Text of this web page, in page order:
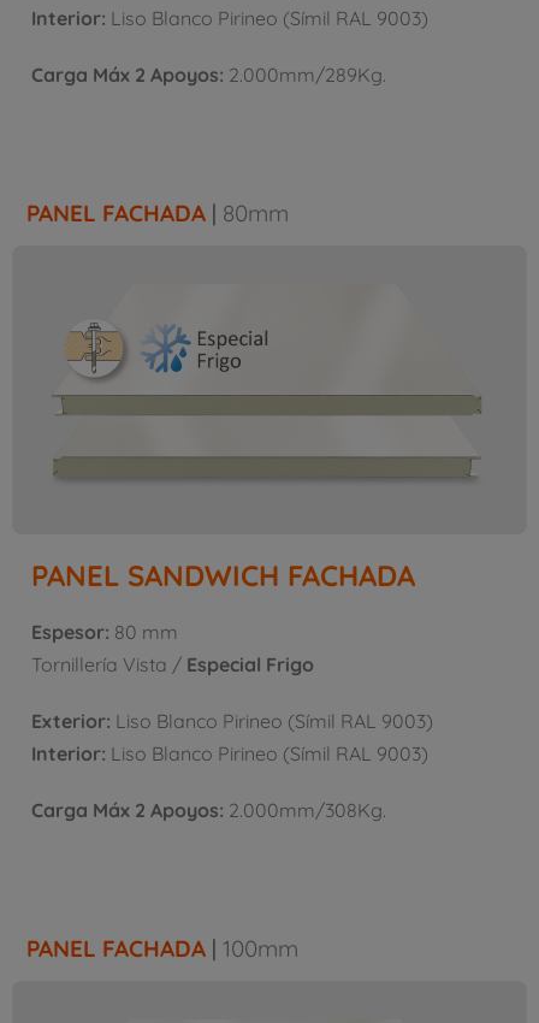
Interior: Liso Blanco Pirineo (Símil RAL 9003)
Carga Máx 2 Apoyos: 2.000mm/289Kg.
PANEL FACHADA | 80mm
PANEL SANDWICH FACHADA
Espesor: 80 mm
Tornillería Vista / Especial Frigo
Exterior: Liso Blanco Pirineo (Símil RAL 9003)
Interior: Liso Blanco Pirineo (Símil RAL 9003)
Carga Máx 2 Apoyos: 2.000mm/308Kg.
PANEL FACHADA | 100mm